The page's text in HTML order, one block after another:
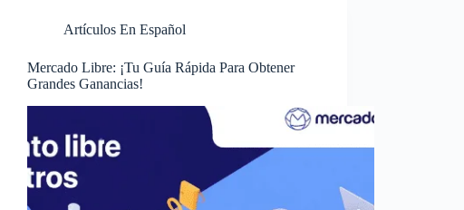
Artículos En Español
Mercado Libre: ¡Tu Guía Rápida Para Obtener
Grandes Ganancias!